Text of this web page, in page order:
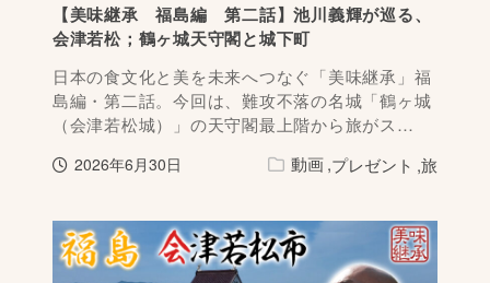
【美味継承 福島編 第二話】池川義輝が巡る、
会津若松；鶴ヶ城天守閣と城下町
日本の食文化と美を未来へつなぐ「美味継承」福
島編・第二話。今回は、難攻不落の名城「鶴ヶ城
（会津若松城）」の天守閣最上階から旅がス…
2026年6月30日 動画 プレゼント 旅